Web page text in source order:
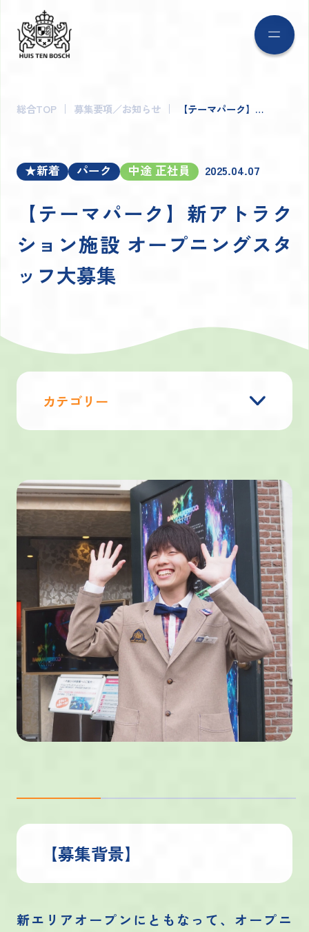
総合TOP 募集要項／お知らせ 【テーマパーク】…
★新着 パーク 中途 正社員 2025.04.07
【テーマパーク】新アトラク
ション施設 オープニングスタ
ッフ大募集
カテゴリー
【募集背景】
新エリアオープンにともなって、オープニ